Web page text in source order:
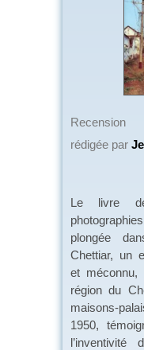
Recension
rédigée par
Le livre
plongée
Chettiar, un
et méconnu,
région du
maisons-
1950,
l’inventivité